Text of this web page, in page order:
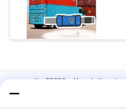
JT705A حاوية قفل تتبع - IP67 مقاومة للماء و 30000mAh بطارية
JT705C حاوية قابلة للتخصيص GPS كاميرا فيديو قفل مراقبة البضائع